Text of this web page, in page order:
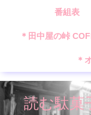
読む駄菓
番組表
＊田中屋の峠
＊